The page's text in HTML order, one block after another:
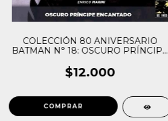
COLECCIÓN 80 ANIVERSARIO
BATMAN N° 18: OSCURO PRÍNCIPE
$12.000